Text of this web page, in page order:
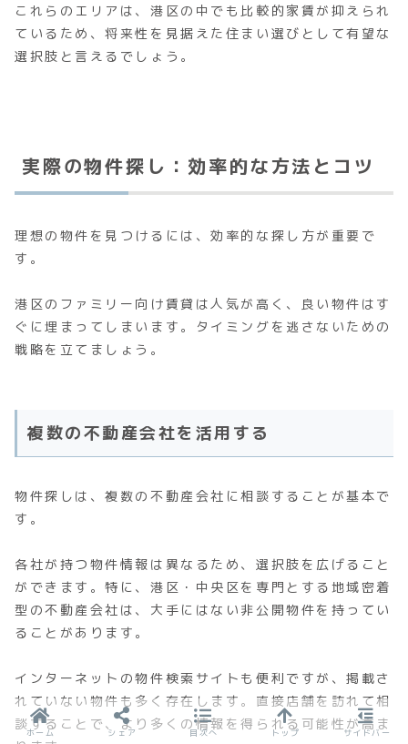
これらのエリアは、港区の中でも比較的家賃が抑えられ
ているため、将来性を見据えた住まい選びとして有望な
選択肢と言えるでしょう。
実際の物件探し：効率的な方法とコツ
理想の物件を見つけるには、効率的な探し方が重要で
す。
港区のファミリー向け賃貸は人気が高く、良い物件はす
ぐに埋まってしまいます。タイミングを逃さないための
戦略を立てましょう。
複数の不動産会社を活用する
物件探しは、複数の不動産会社に相談することが基本で
す。
各社が持つ物件情報は異なるため、選択肢を広げること
ができます。特に、港区・中央区を専門とする地域密着
型の不動産会社は、大手にはない非公開物件を持ってい
ることがあります。
インターネットの物件検索サイトも便利ですが、掲載さ
れていない物件も多く存在します。直接店舗を訪れて相
談することで、より多くの情報を得られる可能性が高ま
ホーム シェア 目次へ トップ サイドバー